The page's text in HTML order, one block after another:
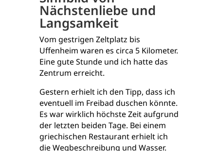
Nächstenliebe und
Langsamkeit
Vom gestrigen Zeltplatz bis
Uffenheim waren es circa 5 Kilometer.
Eine gute Stunde und ich hatte das
Zentrum erreicht.
Gestern erhielt ich den Tipp, dass ich
eventuell im Freibad duschen könnte.
Es war wirklich höchste Zeit aufgrund
der letzten beiden Tage. Bei einem
griechischen Restaurant erhielt ich
die Wegbeschreibung und Wasser.